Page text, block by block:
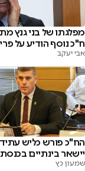
מפלגתו של בני גנץ
ח"כ נוסף הודיע על
אבי יעקב
הח"כ פורש מ'יש
יישאר בינתיים בכנסת
שמעון כץ